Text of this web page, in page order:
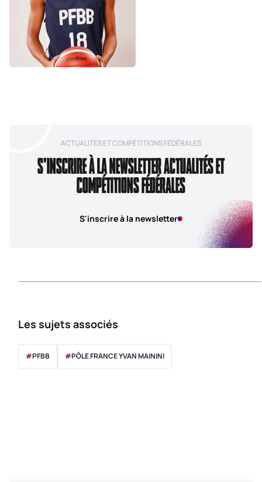
ACTUALITÉS ET COMPÉTITIONS FÉDÉRALES
S'INSCRIRE À LA NEWSLETTER ACTUALITÉS ET
COMPÉTITIONS FÉDÉRALES
S'inscrire à la newsletter
Les sujets associés
#PFBB #PÔLE FRANCE YVAN MAININI